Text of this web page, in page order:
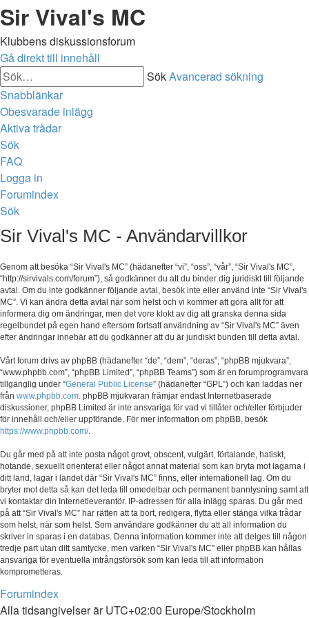
Sir Vival's MC
Klubbens diskussionsforum
Gå direkt till innehåll
SökAvancerad sökning
Snabblänkar
Obesvarade inlägg
Aktiva trådar
Sök
FAQ
Logga in
Forumindex
Sök
Sir Vival's MC - Användarvillkor
Genom att besöka “Sir Vival's MC” (hädanefter “vi”, “oss”, “vår”, “Sir Vival's MC”,
“http://sirvivals.com/forum”), så godkänner du att du binder dig juridiskt till följande
avtal. Om du inte godkänner följande avtal, besök inte eller använd inte “Sir Vival's
MC”. Vi kan ändra detta avtal när som helst och vi kommer att göra allt för att
informera dig om ändringar, men det vore klokt av dig att granska denna sida
regelbundet på egen hand eftersom fortsatt användning av “Sir Vival's MC” även
efter ändringar innebär att du godkänner att du är juridiskt bunden till detta avtal.
Vårt forum drivs av phpBB (hädanefter “de”, “dem”, “deras”, “phpBB mjukvara”,
“www.phpbb.com”, “phpBB Limited”, “phpBB Teams”) som är en forumprogramvara
tillgänglig under “General Public License” (hädanefter “GPL”) och kan laddas ner
från www.phpbb.com. phpBB mjukvaran främjar endast Internetbaserade
diskussioner, phpBB Limited är inte ansvariga för vad vi tillåter och/eller förbjuder
för innehåll och/eller uppförande. För mer information om phpBB, besök
https://www.phpbb.com/.
Du går med på att inte posta något grovt, obscent, vulgärt, förtalande, hatiskt,
hotande, sexuellt orienterat eller något annat material som kan bryta mot lagarna i
ditt land, lagar i landet där “Sir Vival's MC” finns, eller internationell lag. Om du
bryter mot detta så kan det leda till omedelbar och permanent bannlysning samt att
vi kontaktar din Internetleverantör. IP-adressen för alla inlägg sparas. Du går med
på att “Sir Vival's MC” har rätten att ta bort, redigera, flytta eller stänga vilka trådar
som helst, när som helst. Som användare godkänner du att all information du
skriver in sparas i en databas. Denna information kommer inte att delges till någon
tredje part utan ditt samtycke, men varken “Sir Vival's MC” eller phpBB kan hållas
ansvariga för eventuella intrångsförsök som kan leda till att information
komprometteras.
Forumindex
Alla tidsangivelser är UTC+02:00 Europe/Stockholm